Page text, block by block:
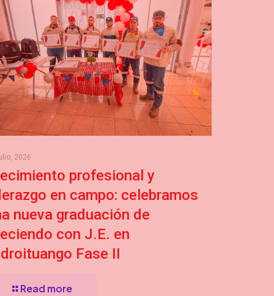
2026
profesional y
en campo: celebramos
nueva graduación de
con J.E. en
Fase II
Read more